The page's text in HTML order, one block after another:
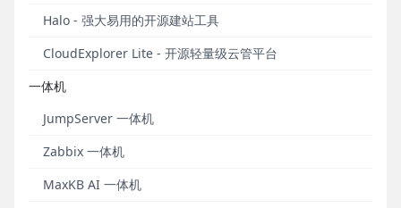
Halo - 强大易用的开源建站工具
CloudExplorer Lite - 开源轻量级云管平台
一体机
JumpServer 一体机
Zabbix 一体机
MaxKB AI 一体机
流知识库；工具方面，新增触发器能力，可以配置定
且新增工具的执行记录功能。另外，面向工作空间管
理员角色新增对工作空间中所有触发器的管理功能。
X-Pack增强包
方面，系统API Key支持设置有效期，允
亮点更新